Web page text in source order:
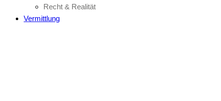
Recht & Realität
Vermittlung